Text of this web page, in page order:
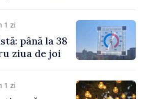
1 zi
până la 38
ziua de joi
1 zi